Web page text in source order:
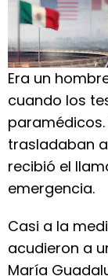
Era un
cuando los
trasladaban
recibió el
emergencia.
Casi a la
acudieron a
María